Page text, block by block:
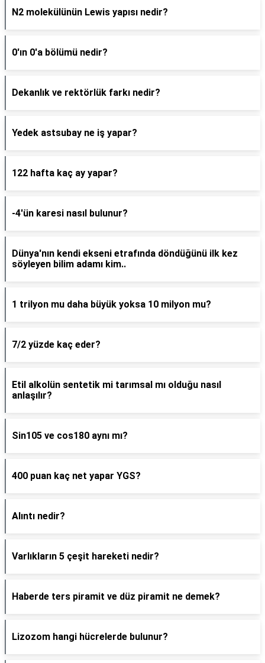
N2 molekülünün Lewis yapısı nedir?
0'ın 0'a bölümü nedir?
Dekanlık ve rektörlük farkı nedir?
Yedek astsubay ne iş yapar?
122 hafta kaç ay yapar?
-4'ün karesi nasıl bulunur?
Dünya'nın kendi ekseni etrafında döndüğünü ilk kez
söyleyen bilim adamı kim..
1 trilyon mu daha büyük yoksa 10 milyon mu?
7/2 yüzde kaç eder?
Etil alkolün sentetik mi tarımsal mı olduğu nasıl
anlaşılır?
Sin105 ve cos180 aynı mı?
400 puan kaç net yapar YGS?
Alıntı nedir?
Varlıkların 5 çeşit hareketi nedir?
Haberde ters piramit ve düz piramit ne demek?
Lizozom hangi hücrelerde bulunur?